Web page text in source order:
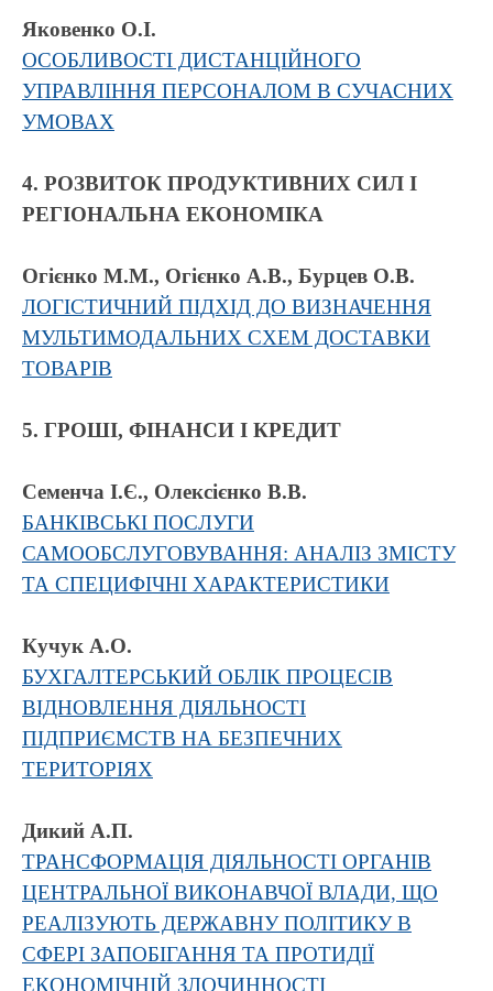
Яковенко О.І.
ОСОБЛИВОСТІ ДИСТАНЦІЙНОГО
УПРАВЛІННЯ ПЕРСОНАЛОМ В СУЧАСНИХ
УМОВАХ
4. РОЗВИТОК ПРОДУКТИВНИХ СИЛ І
РЕГІОНАЛЬНА ЕКОНОМІКА
Огієнко М.М., Огієнко А.В., Бурцев О.В.
ЛОГІСТИЧНИЙ ПІДХІД ДО ВИЗНАЧЕННЯ
МУЛЬТИМОДАЛЬНИХ СХЕМ ДОСТАВКИ
ТОВАРІВ
5. ГРОШІ, ФІНАНСИ І КРЕДИТ
Семенча І.Є., Олексієнко В.В.
БАНКІВСЬКІ ПОСЛУГИ
САМООБСЛУГОВУВАННЯ: АНАЛІЗ ЗМІСТУ
ТА СПЕЦИФІЧНІ ХАРАКТЕРИСТИКИ
Кучук А.О.
БУХГАЛТЕРСЬКИЙ ОБЛІК ПРОЦЕСІВ
ВІДНОВЛЕННЯ ДІЯЛЬНОСТІ
ПІДПРИЄМСТВ НА БЕЗПЕЧНИХ
ТЕРИТОРІЯХ
Дикий А.П.
ТРАНСФОРМАЦІЯ ДІЯЛЬНОСТІ ОРГАНІВ
ЦЕНТРАЛЬНОЇ ВИКОНАВЧОЇ ВЛАДИ, ЩО
РЕАЛІЗУЮТЬ ДЕРЖАВНУ ПОЛІТИКУ В
СФЕРІ ЗАПОБІГАННЯ ТА ПРОТИДІЇ
ЕКОНОМІЧНІЙ ЗЛОЧИННОСТІ